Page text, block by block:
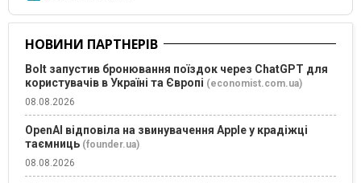
НОВИНИ ПАРТНЕРІВ
Bolt запустив бронювання поїздок через ChatGPT для
користувачів в Україні та Європі (economist.com.ua)
08.08.2026
OpenAI відповіла на звинувачення Apple у крадіжці
таємниць (founder.ua)
08.08.2026